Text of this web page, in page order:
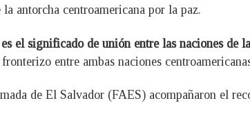
antorcha centroamericana por la paz.
el significado de unión entre las naciones de
entre ambas naciones
de El Salvador (FAES) acompañaron el